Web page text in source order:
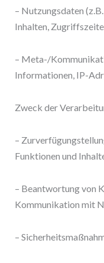
– Nutzungsdaten
Inhalten,
– Meta-/
Informationen, IP-
Zweck der
–
Funktionen und
– Beantwortung von
Kommunikation mit
–